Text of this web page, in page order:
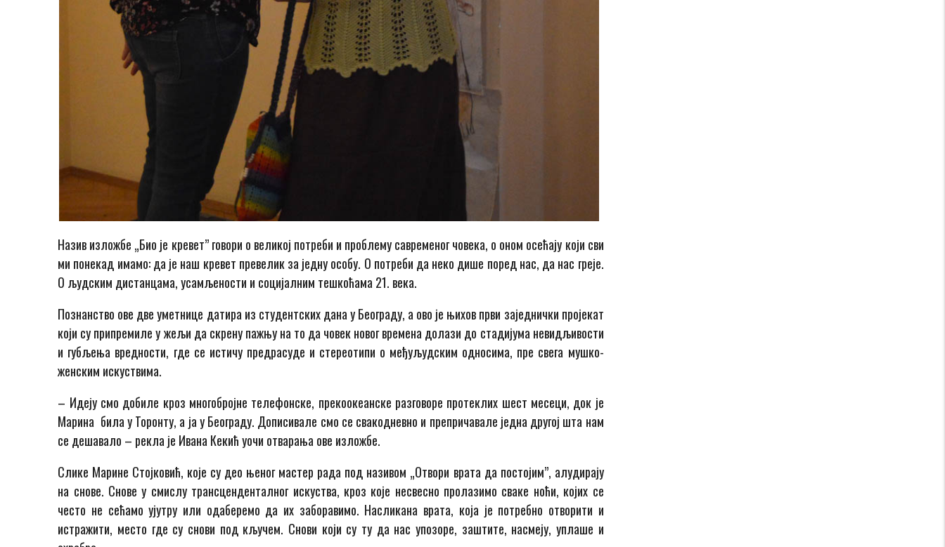
Назив изложбе „Био је кревет” говори о великој потреби и проблему савременог човека, о оном осећају који сви
ми понекад имамо: да је наш кревет превелик за једну особу. О потреби да неко дише поред нас, да нас греје.
О људским дистанцама, усамљености и социјалним тешкоћама 21. века.
Познанство ове две уметнице датира из студентских дана у Београду, а ово је њихов први заједнички пројекат
који су припремиле у жељи да скрену пажњу на то да човек новог времена долази до стадијума невидљивости
и губљења вредности, где се истичу предрасуде и стереотипи о међуљудским односима, пре свега мушко-
женским искуствима.
– Идеју смо добиле кроз многобројне телефонске, прекоокеанске разговоре протеклих шест месеци, док је
Марина била у Торонту, а ја у Београду. Дописивале смо се свакодневно и препричавале једна другој шта нам
се дешавало – рекла је Ивана Кекић уочи отварања ове изложбе.
Слике Марине Стојковић, које су део њеног мастер рада под називом „Отвори врата да постојим”, алудирају
на снове. Снове у смислу трансценденталног искуства, кроз које несвесно пролазимо сваке ноћи, којих се
често не сећамо ујутру или одаберемо да их заборавимо. Насликана врата, која је потребно отворити и
истражити, место где су снови под кључем. Снови који су ту да нас упозоре, заштите, насмеју, уплаше и